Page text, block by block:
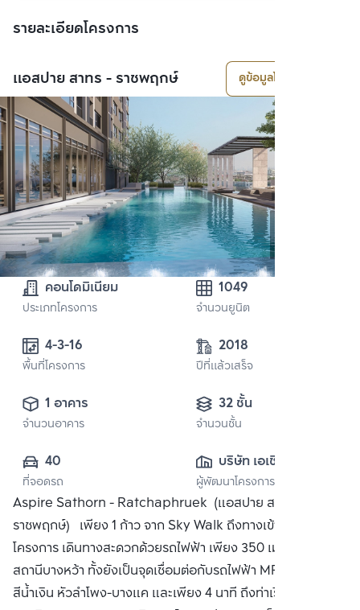
รายละเอียดโครงการ
แอสปาย สาทร - ราชพฤกษ์ ดูข้อมูลโครงการ
คอนโดมิเนียม
ประเภทโครงการ
1049
จำนวนยูนิต
4-3-16
พื้นที่โครงการ
2018
ปีที่แล้วเสร็จ
1 อาคาร
จำนวนอาคาร
32 ชั้น
จำนวนชั้น
40
ที่จอดรถ
บริษัท เอเชี่ยน
พร็อพเพอร์ตี้
(2014) จำกัด
ผู้พัฒนาโครงการ
Aspire Sathorn - Ratchaphruek (แอสปาย สาทร -
ราชพฤกษ์) เพียง 1 ก้าว จาก Sky Walk ถึงทางเข้า-ออก
โครงการ เดินทางสะดวกด้วยรถไฟฟ้า เพียง 350 เมตร ถึง BTS
สถานีบางหว้า ทั้งยังเป็นจุดเชื่อมต่อกับรถไฟฟ้า MRT สาย
สีน้ำเงิน หัวลำโพง-บางแค และเพียง 4 นาที ถึงท่าเรือสะพาน